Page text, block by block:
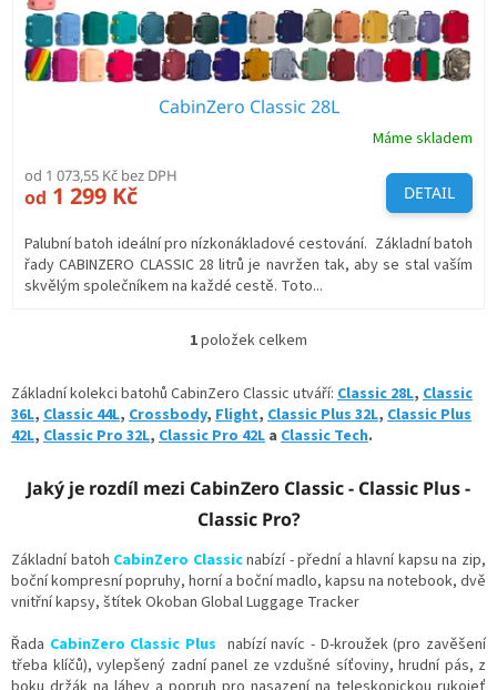
CabinZero Classic 28L
Máme skladem
od 1 073,55 Kč bez DPH
od 1 299 Kč DETAIL
Palubní batoh ideální pro nízkonákladové cestování. Základní batoh
řady CABINZERO CLASSIC 28 litrů je navržen tak, aby se stal vaším
skvělým společníkem na každé cestě. Toto...
O
l
á
d
c
í
p
v
k
y
ý
p
1položek celkem
Základní kolekci batohů CabinZero Classic utváří: Classic 28L, Classic
36L, Classic 44L, Crossbody, Flight, Classic Plus 32L, Classic Plus
42L, Classic Pro 32L, Classic Pro 42L a Classic Tech.
Jaký je rozdíl mezi CabinZero Classic - Classic Plus -
Classic Pro?
Základní batoh CabinZero Classicnabízí - přední a hlavní kapsu na zip,
boční kompresní popruhy, horní a boční madlo, kapsu na notebook, dvě
vnitřní kapsy, štítek Okoban Global Luggage Tracker
Řada CabinZero Classic Plus nabízí navíc - D-kroužek (pro zavěšení
třeba klíčů), vylepšený zadní panel ze vzdušné síťoviny, hrudní pás, z